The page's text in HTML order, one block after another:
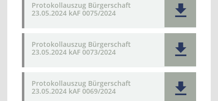
Protokollauszug Bürgerschaft
23.05.2024 kAF 0075/2024
Protokollauszug Bürgerschaft
23.05.2024 kAF 0073/2024
Protokollauszug Bürgerschaft
23.05.2024 kAF 0069/2024